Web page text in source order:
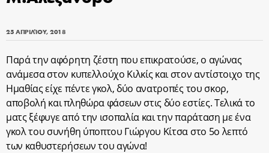
25 ΑΠΡΙΛΊΟΥ, 2018
Παρά την αφόρητη ζέστη που επικρατούσε, ο αγώνας
ανάμεσα στον κυπελλούχο Κιλκίς και στον αντίστοιχο της
Ημαθίας είχε πέντε γκολ, δύο ανατροπές του σκορ,
αποβολή και πληθώρα φάσεων στις δύο εστίες. Τελικά το
ματς ξέφυγε από την ισοπαλία και την παράταση με ένα
γκολ του συνήθη ύποπτου Γιώργου Κίτσα στο 5ο λεπτό
των καθυστερήσεων του αγώνα!